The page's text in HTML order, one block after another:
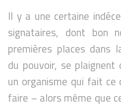
Il y a une certaine
signataires, dont bon
premières places dans
du pouvoir, se plaignent
un organisme qui fait ce
faire – alors même que